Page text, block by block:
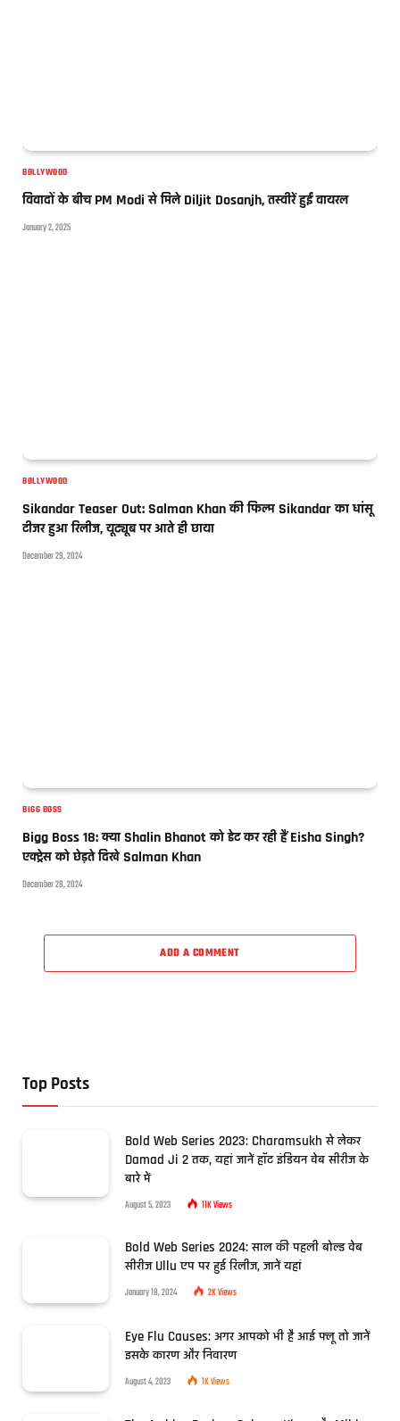
BOLLYWOOD
विवादों के बीच PM Modi से मिले Diljit Dosanjh, तस्वीरें हुईं वायरल
January 2, 2025
BOLLYWOOD
Sikandar Teaser Out: Salman Khan की फिल्म Sikandar का धांसू
टीजर हुआ रिलीज, यूट्यूब पर आते ही छाया
December 29, 2024
BIGG BOSS
Bigg Boss 18: क्या Shalin Bhanot को डेट कर रही हैं Eisha Singh?
एक्ट्रेस को छेड़ते दिखे Salman Khan
December 28, 2024
ADD A COMMENT
Top Posts
Bold Web Series 2023: Charamsukh से लेकर
Damad Ji 2 तक, यहां जानें हॉट इंडियन वेब सीरीज के
बारे में
August 5, 2023 11KViews
Bold Web Series 2024: साल की पहली बोल्ड वेब
सीरीज Ullu एप पर हुई रिलीज, जानें यहां
January 18, 2024 2KViews
Eye Flu Causes: अगर आपको भी है आई फ्लू तो जानें
इसके कारण और निवारण
August 4, 2023 1KViews